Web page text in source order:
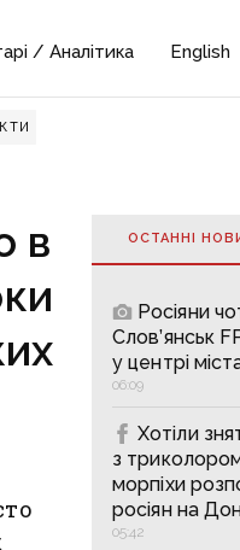
/ Аналітика English
в
ОСТАННІ
Росіяни
Слов’янськ
у центрі
06:09
Хотіли
з
морпіхи
росіян на
05:42